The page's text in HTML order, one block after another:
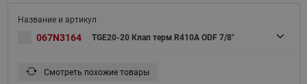
067N3164 TGE20-20 Клап терм R410A ODF 7/8"
Смотреть похожие товары